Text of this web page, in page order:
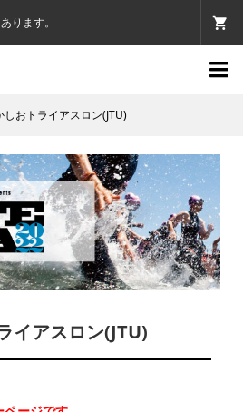
ります。

しおトライアスロン(JTU)
イアスロン(JTU)